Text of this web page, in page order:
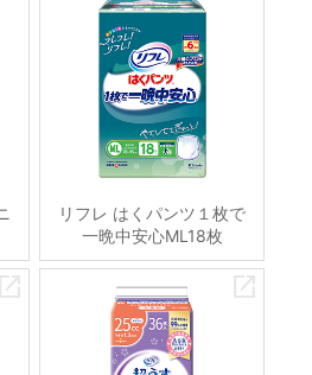
リフレ はくパンツ１枚で
一晩中安心ML18枚